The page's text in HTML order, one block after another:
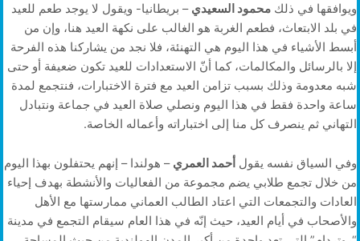
ويوافقها في ذلك محمود السعيدي – بريطانيا- ويقول لا يوجد طعم للعيد
في بلد الابتعاث، فطعم الغربة هو الغالب على نكهة العيد هنا، وإن من
أبسط الأشياء في هذا اليوم هي التهنئة، فلا نجد من يشاركنا هذه الفرحة
إلا بالرسائل والمكالمات، كما أنّ الاستعدادات للعيد تكون ضعيفة أو حتى
شبه معدومة وذلك بسبب تزامن العيد مع فترة الاختبارات، فنتجمع لمدة
ساعة واحدة فقط في هذا اليوم ونصلي صلاة العيد في جماعة ونتبادل
التهاني ثم ينصرف كل منا إلى اختباراته وأعماله الخاصة.
وفي السياق نفسه يقول أحمد العمري – هولندا – إنهم يحتفلون بهذا اليوم
من خلال تجمع طلابي يضم مجموعة من الفعاليات والأنشطة بهدف إحياء
العادات والتجمعات التي اعتاد الطالب العماني ممارستها مع الأهل
والأصحاب في أيام العيد، حيث إنّه في هذا العام سيقام التجمع في مدينة